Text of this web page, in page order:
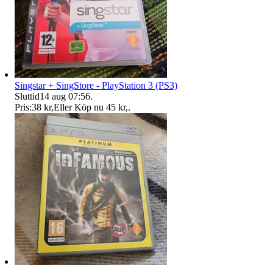
Singstar + SingStore - PlayStation 3 (PS3)
Sluttid14 aug 07:56.
Pris:38 kr,Eller Köp nu 45 kr,.